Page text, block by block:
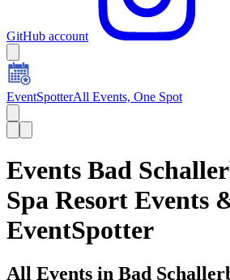
GitHub account
EventSpotterAll Events, One Spot
Events Bad
Spa Resort Events
EventSpotter
All Events in Bad